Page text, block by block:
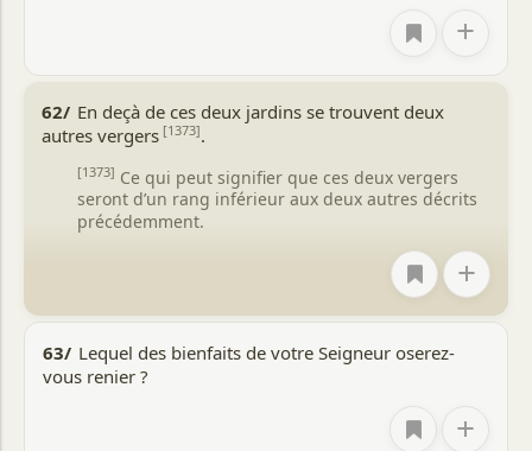
+
62/ En deçà de ces deux jardins se trouvent deux
autres vergers [1373].
[1373] Ce qui peut signifier que ces deux vergers
seront d’un rang inférieur aux deux autres décrits
précédemment.
+
63/ Lequel des bienfaits de votre Seigneur oserez-
vous renier ?
+